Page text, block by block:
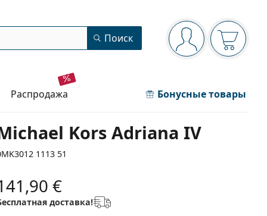
Панель навигации
Вы вошли вВаша
Поиск
распродажа Бонусные товары
Kors Adriana IV
1113 51
€
доставка!